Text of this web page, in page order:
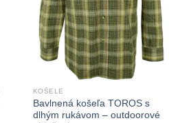
KOŠELE
Bavlnená košeľa TOROS s
dlhým rukávom – outdoorové